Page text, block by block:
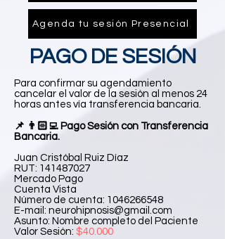
Agenda tu sesión Presencial
PAGO DE SESIÓN
Para confirmar su agendamiento
cancelar el valor de la sesión al menos 24
horas antes vía transferencia bancaria.
📌 👨🏻‍💻 Pago Sesión con Transferencia
Bancaria.
Juan Cristóbal Ruiz Díaz
RUT: 141487027
Mercado Pago
Cuenta Vista
Número de cuenta: 1046266548
E-mail: neurohipnosis@gmail.com
Asunto: Nombre completo del Paciente
Valor Sesión: $40.000